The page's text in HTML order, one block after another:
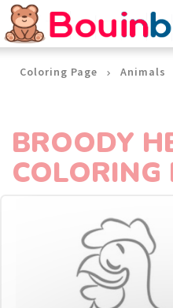
Coloring Page Animals
BROODY
COLORING
Cookies management panel